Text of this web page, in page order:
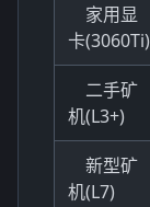
家用显
卡(3060Ti)
二手矿
机(L3+)
新型矿
机(L7)